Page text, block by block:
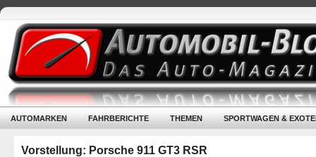
AUTOMARKEN FAHRBERICHTE THEMEN SPORTWAGEN &
Vorstellung: Porsche 911 GT3 RSR